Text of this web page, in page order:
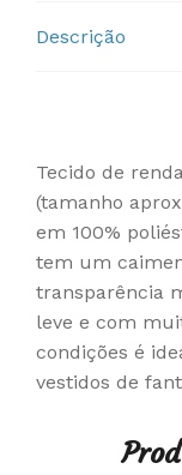
Descrição
Tecido de
(tamanho
em 100%
tem um
transparência
leve e com
condições é
vestidos de